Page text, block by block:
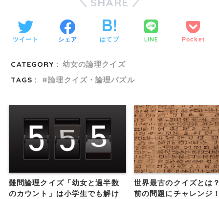
ツイート シェア はてブ LINE Pocket
CATEGORY : 幼女の論理クイズ
TAGS :
論理クイズ・論理パズル
難問論理クイズ「幼女と過半数
のカウント」は小学生でも解け
世界最古のクイズとは
前の問題にチャレンジ